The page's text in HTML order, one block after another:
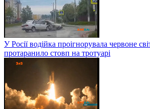
У Росії водійка проігнорувала червоне
протаранило стовп на тротуарі